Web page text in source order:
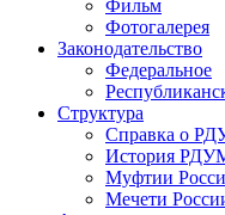
Фильм
Фотогалерея
Законодательство
Федеральное
Структура
Справка о
История
Муфтии
Мечети